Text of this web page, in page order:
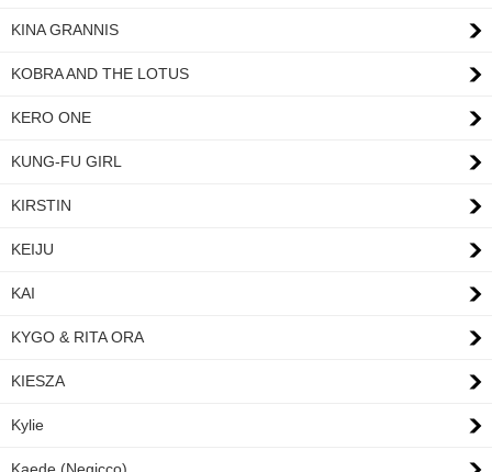
KINA GRANNIS
KOBRA AND THE LOTUS
KERO ONE
KUNG-FU GIRL
KIRSTIN
KEIJU
KAI
KYGO & RITA ORA
KIESZA
Kylie
Kaede (Negicco)